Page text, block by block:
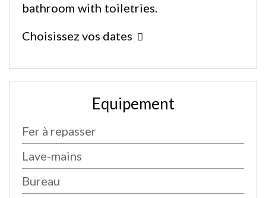
bathroom with toiletries.
Choisissez vos dates
Equipement
Fer à repasser
Lave-mains
Bureau